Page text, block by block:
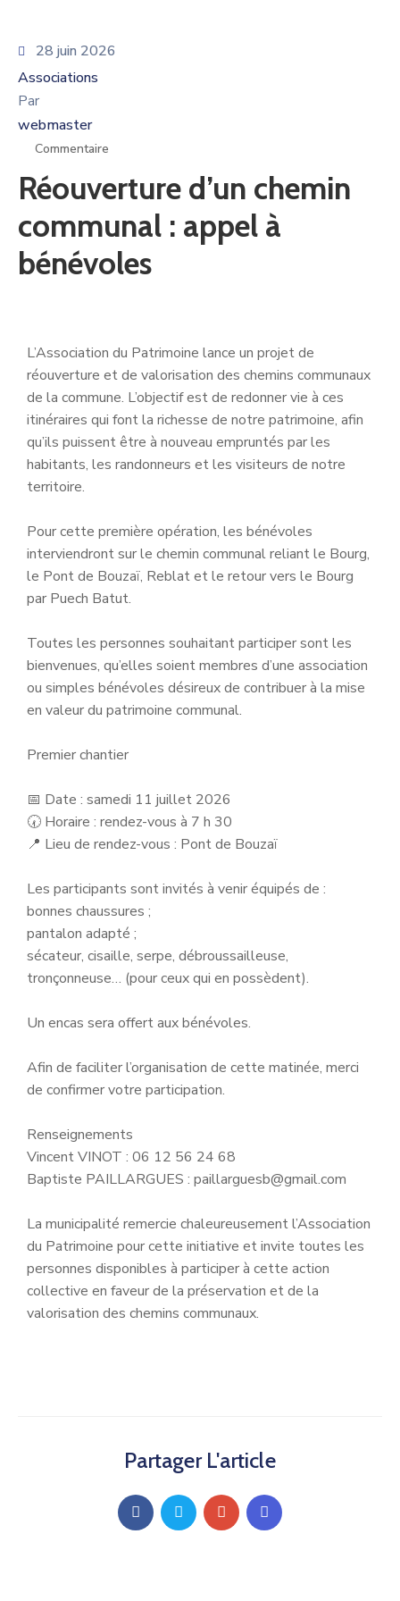
28 juin 2026
Associations
Par
webmaster
Commentaire
Réouverture d’un chemin
communal : appel à
bénévoles
L’Association du Patrimoine lance un projet de
réouverture et de valorisation des chemins communaux
de la commune. L’objectif est de redonner vie à ces
itinéraires qui font la richesse de notre patrimoine, afin
qu’ils puissent être à nouveau empruntés par les
habitants, les randonneurs et les visiteurs de notre
territoire.
Pour cette première opération, les bénévoles
interviendront sur le chemin communal reliant le Bourg,
le Pont de Bouzaï, Reblat et le retour vers le Bourg
par Puech Batut.
Toutes les personnes souhaitant participer sont les
bienvenues, qu’elles soient membres d’une association
ou simples bénévoles désireux de contribuer à la mise
en valeur du patrimoine communal.
Premier chantier
📅 Date : samedi 11 juillet 2026
🕢 Horaire : rendez-vous à 7 h 30
📍 Lieu de rendez-vous : Pont de Bouzaï
Les participants sont invités à venir équipés de :
bonnes chaussures ;
pantalon adapté ;
sécateur, cisaille, serpe, débroussailleuse,
tronçonneuse… (pour ceux qui en possèdent).
Un encas sera offert aux bénévoles.
Afin de faciliter l’organisation de cette matinée, merci
de confirmer votre participation.
Renseignements
Vincent VINOT : 06 12 56 24 68
Baptiste PAILLARGUES : paillarguesb@gmail.com
La municipalité remercie chaleureusement l’Association
du Patrimoine pour cette initiative et invite toutes les
personnes disponibles à participer à cette action
collective en faveur de la préservation et de la
valorisation des chemins communaux.
Partager L'article